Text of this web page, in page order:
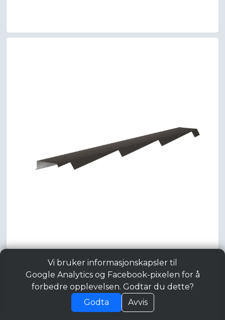
Vi bruker informasjonskapsler til
Google Analytics og Facebook-pixelen for å
forbedre opplevelsen. Godtar du dette?
Godta
Avvis